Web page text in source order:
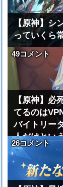
【原神】シ
っていくら
49コメント
【原神】必
てるのは
バイトリー
人だけとい
26コメント